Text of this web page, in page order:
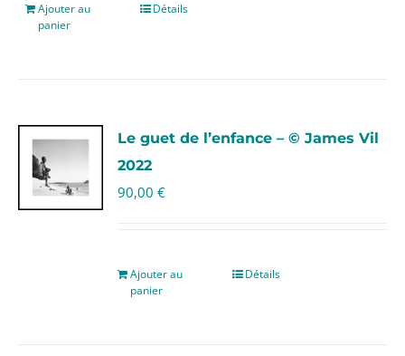
Ajouter au
panier
Détails
Le guet de l’enfance – © James Vil
2022
90,00€
Ajouter au
panier
Détails